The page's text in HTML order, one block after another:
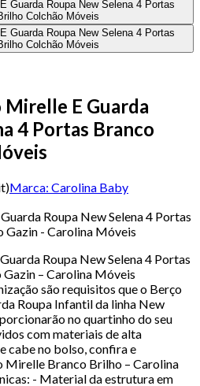
E Guarda
4 Portas Branco
)Marca: Carolina Baby
Roupa New Selena 4 Portas
Gazin - Carolina Móveis
Roupa New Selena 4 Portas
– Carolina Móveis
são requisitos que o Berço
Roupa Infantil da linha New
no quartinho do seu
com materiais de alta
cabe no bolso, confira e
Branco Brilho – Carolina
- Material da estrutura em